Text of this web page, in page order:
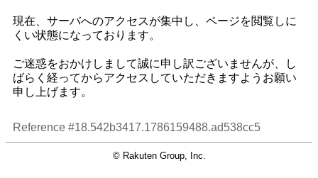
現在、サーバへのアクセスが集中し、ページを閲覧しに
くい状態になっております。
ご迷惑をおかけしまして誠に申し訳ございませんが、し
ばらく経ってからアクセスしていただきますようお願い
申し上げます。
Reference #18.542b3417.1786159488.ad538cc5
© Rakuten Group, Inc.